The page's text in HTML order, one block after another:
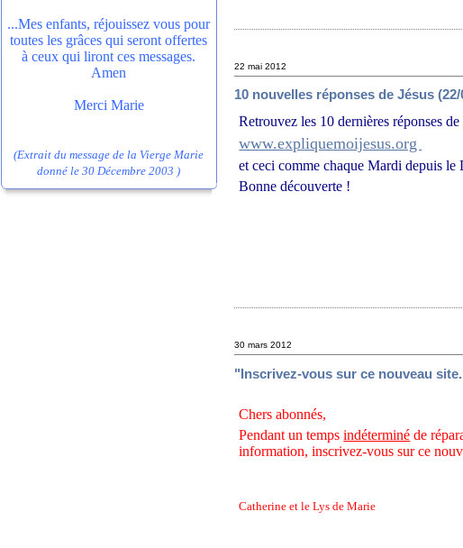
...Mes enfants, réjouissez vous pour
toutes les grâces qui seront offertes
à ceux qui liront ces messages.
Amen
Merci Marie
(Extrait du message de la Vierge Marie
donné le 30 Décembre 2003 )
22 mai 2012
10 nouvelles réponses de Jésus (22/
Retrouvez les 10 dernières réponses
www.expliquemoijesus.org
et ceci comme chaque Mardi depuis le
Bonne découverte !
30 mars 2012
"Inscrivez-vous sur ce nouveau
Chers abonnés,
Pendant un tempsindéterminé de
information, inscrivez-vous sur ce
Catherine et le Lys de Marie